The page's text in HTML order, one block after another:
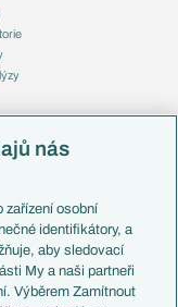
nás
zařízení osobní
identifikátory, a
aby sledovací
My a naši partneři
Výběrem Zamítnout